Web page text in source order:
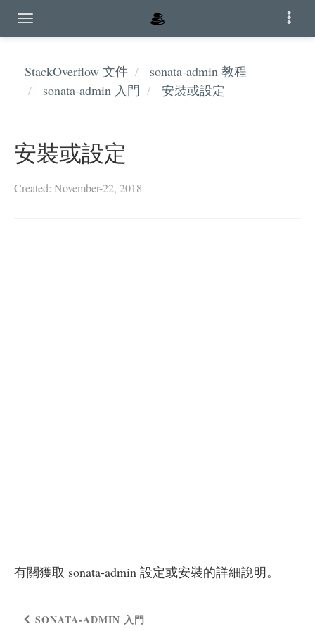
StackOverflow 文件
sonata-admin 教程
sonata-admin 入門
安裝或設定
安裝或設定
Created: November-22, 2018
有關獲取 sonata-admin 設定或安裝的詳細說明。
SONATA-ADMIN 入門